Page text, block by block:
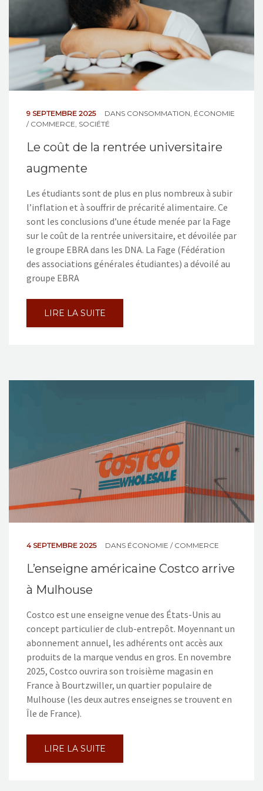
9 SEPTEMBRE 2025 DANS CONSOMMATION ÉCONOMIE
/ COMMERCE SOCIÉTÉ
Le coût de la rentrée universitaire
augmente
Les étudiants sont de plus en plus nombreux à subir
l’inflation et à souffrir de précarité alimentaire. Ce
sont les conclusions d’une étude menée par la Fage
sur le coût de la rentrée universitaire, et dévoilée par
le groupe EBRA dans les DNA. La Fage (Fédération
des associations générales étudiantes) a dévoilé au
groupe EBRA
LIRE LA SUITE
4 SEPTEMBRE 2025 DANS ÉCONOMIE / COMMERCE
L’enseigne américaine Costco arrive
à Mulhouse
Costco est une enseigne venue des États-Unis au
concept particulier de club-entrepôt. Moyennant un
abonnement annuel, les adhérents ont accès aux
produits de la marque vendus en gros. En novembre
2025, Costco ouvrira son troisième magasin en
France à Bourtzwiller, un quartier populaire de
Mulhouse (les deux autres enseignes se trouvent en
Île de France).
LIRE LA SUITE